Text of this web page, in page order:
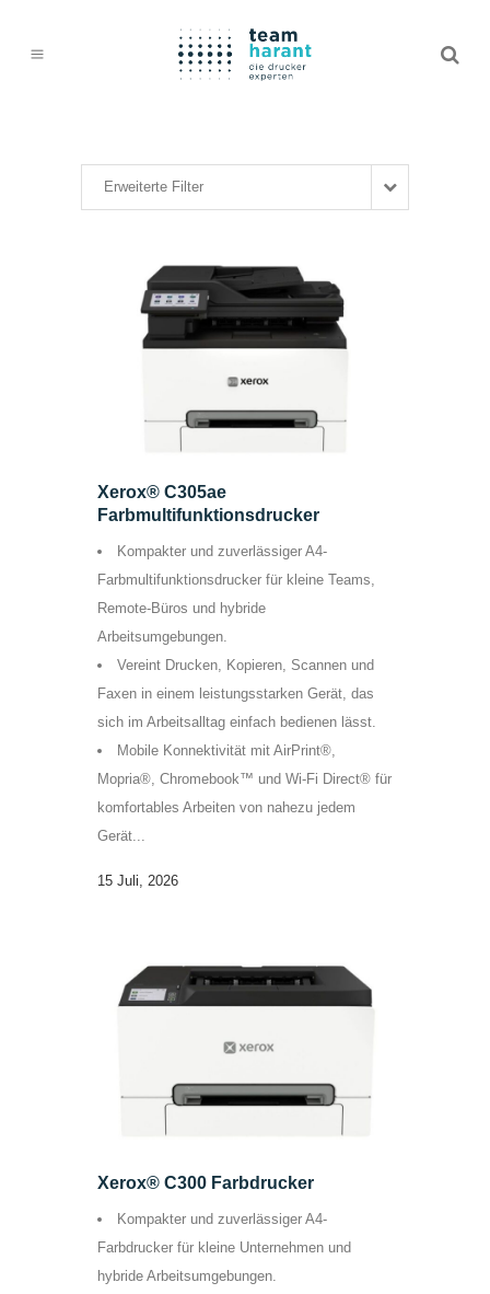
Erweiterte Filter
Xerox® C305ae
Farbmultifunktionsdrucker
Kompakter und zuverlässiger A4-
Farbmultifunktionsdrucker für kleine Teams,
Remote-Büros und hybride
Arbeitsumgebungen.
Vereint Drucken, Kopieren, Scannen und
Faxen in einem leistungsstarken Gerät, das
sich im Arbeitsalltag einfach bedienen lässt.
Mobile Konnektivität mit AirPrint®,
Mopria®, Chromebook™ und Wi-Fi Direct® für
komfortables Arbeiten von nahezu jedem
Gerät...
15 Juli, 2026
Xerox® C300 Farbdrucker
Kompakter und zuverlässiger A4-
Farbdrucker für kleine Unternehmen und
hybride Arbeitsumgebungen.